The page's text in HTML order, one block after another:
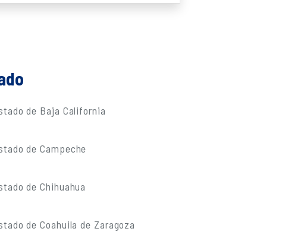
de Baja California
de Campeche
de Chihuahua
de Coahuila de Zaragoza